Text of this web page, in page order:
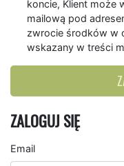
koncie, Klient może
mailową pod
zwrocie środków w
wskazany w treści
ZALOGUJ SIĘ
Email